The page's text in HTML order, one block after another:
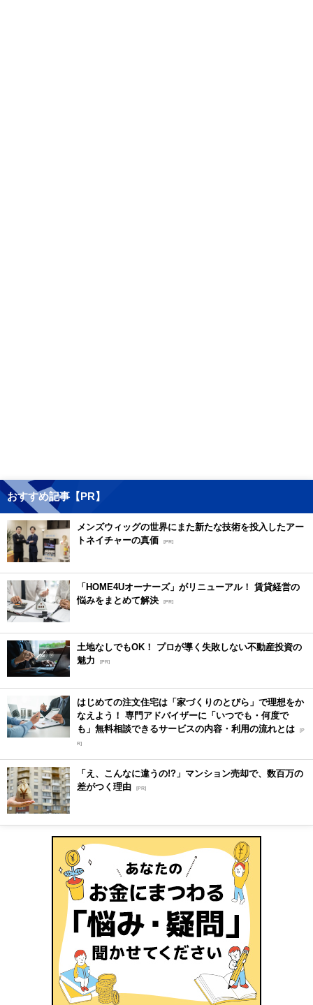
おすすめ記事【PR】
メンズウィッグの世界にまた新たな技術を投入したアー
トネイチャーの真価 [PR]
「HOME4Uオーナーズ」がリニューアル！ 賃貸経営の
悩みをまとめて解決 [PR]
土地なしでもOK！ プロが導く失敗しない不動産投資の
魅力
[PR]
はじめての注文住宅は「家づくりのとびら」で理想をか
なえよう！ 専門アドバイザーに「いつでも・何度で
も」無料相談できるサービスの内容・利用の流れとは [P
R]
「え、こんなに違うの!?」マンション売却で、数百万の
差がつく理由 [PR]